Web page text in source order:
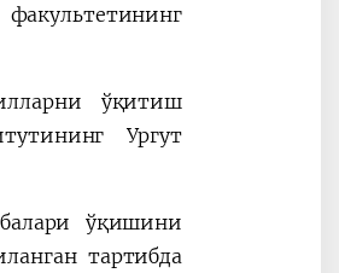
ўқитиш
Ургут
ўқишини
тартибда